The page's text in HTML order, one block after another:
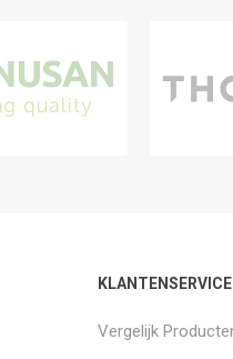
KLANTENSERVICE
Vergelijk